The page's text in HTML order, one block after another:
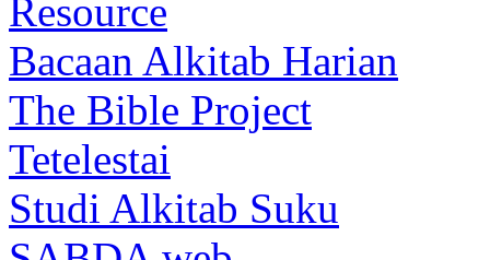
Resource
Bacaan Alkitab Harian
The Bible Project
Tetelestai
Studi Alkitab Suku